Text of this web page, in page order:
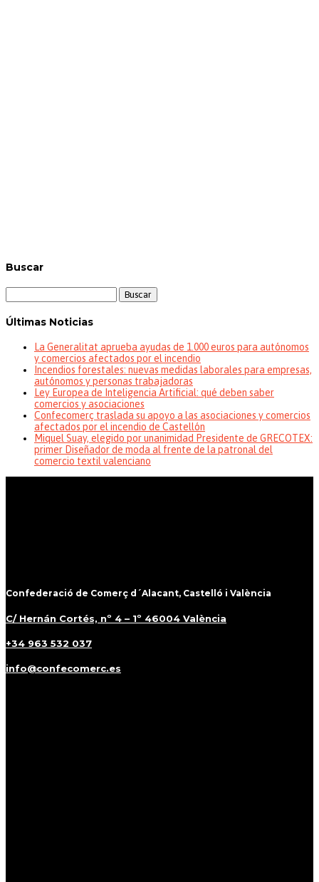
Buscar
Últimas Noticias
La Generalitat aprueba ayudas de 1.000 euros para autónomos
y comercios afectados por el incendio
Incendios forestales: nuevas medidas laborales para empresas,
autónomos y personas trabajadoras
Ley Europea de Inteligencia Artificial: qué deben saber
comercios y asociaciones
Confecomerç traslada su apoyo a las asociaciones y comercios
afectados por el incendio de Castellón
Miquel Suay, elegido por unanimidad Presidente de GRECOTEX:
primer Diseñador de moda al frente de la patronal del
comercio textil valenciano
Confederació de Comerç d´Alacant, Castelló i València
C/ Hernán Cortés, nº 4 – 1º 46004 València
+34 963 532 037
info@confecomerc.es